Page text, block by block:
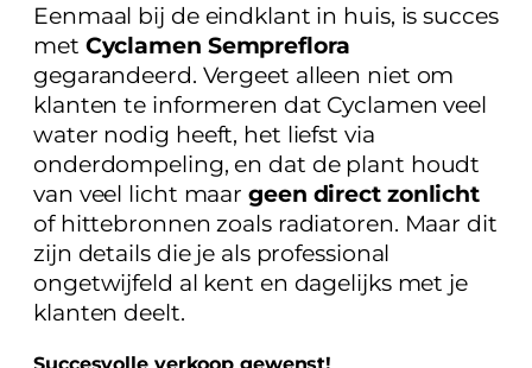
Eenmaal bij de eindklant in huis, is succes
met Cyclamen Sempreflora
gegarandeerd. Vergeet alleen niet om
klanten te informeren dat Cyclamen veel
water nodig heeft, het liefst via
onderdompeling, en dat de plant houdt
van veel licht maar geen direct zonlicht
of hittebronnen zoals radiatoren. Maar dit
zijn details die je als professional
ongetwijfeld al kent en dagelijks met je
klanten deelt.